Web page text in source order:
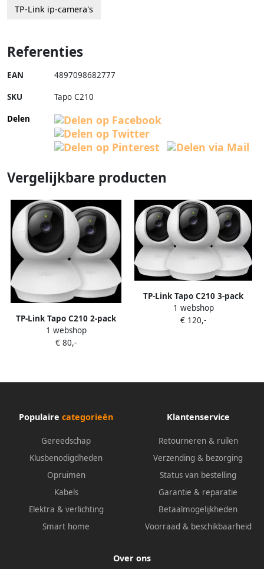
TP-Link ip-camera's
Referenties
EAN 4897098682777
SKU Tapo C210
Delen
Vergelijkbare producten
TP-Link Tapo C210 2-pack
1 webshop
€ 80,-
TP-Link Tapo C210 3-pack
1 webshop
€ 120,-
Populaire categorieën
Gereedschap
Klusbenodigdheden
Opruimen
Kabels
Elektra & verlichting
Smart home
Klantenservice
Retourneren & ruilen
Verzending & bezorging
Status van bestelling
Garantie & reparatie
Betaalmogelijkheden
Voorraad & beschikbaarheid
Over ons